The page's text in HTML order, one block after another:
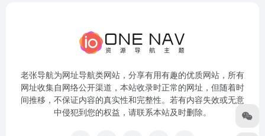
老张导航为网址导航类网站，分享有用有趣的优质网站，所有
网址收集自网络公开渠道，本站收录时正常的网址，但随着时
间推移，不保证内容的真实性和完整性。若有内容失效或无意
中侵犯到您的权益，请联系本站及时删除。